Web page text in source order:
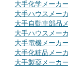
大手化学メーカー
大手ハウスメー
大手自動車部品
大手ハウスメー
大手電機メーカー
大手化粧品メー
大手製薬メーカー